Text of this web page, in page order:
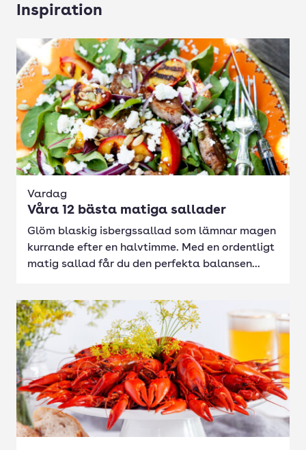
Inspiration
Vardag
Våra 12 bästa matiga sallader
Glöm blaskig isbergssallad som lämnar magen
kurrande efter en halvtimme. Med en ordentligt
matig sallad får du den perfekta balansen...